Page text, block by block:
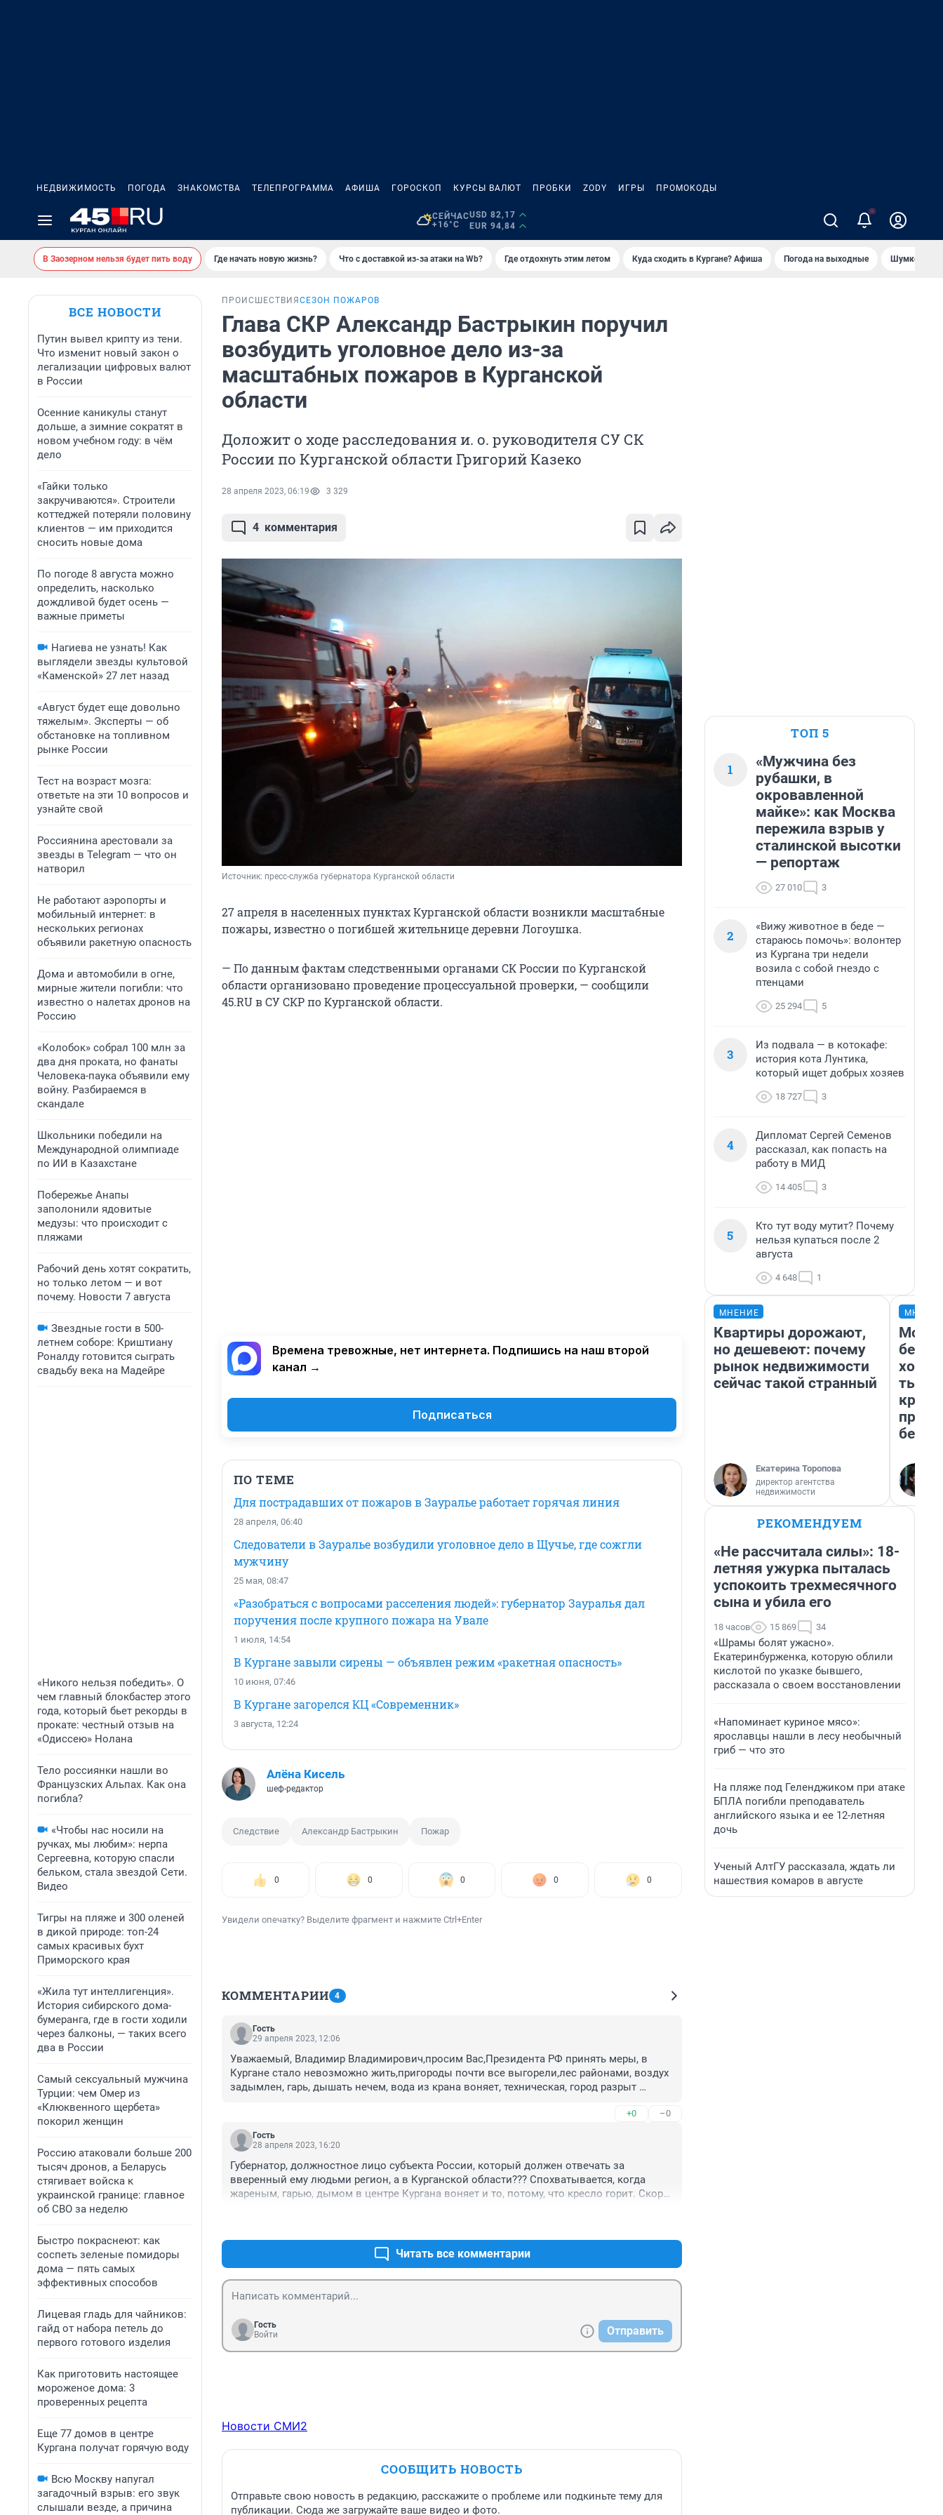
НЕДВИЖИМОСТЬ ПОГОДА ЗНАКОМСТВА ТЕЛЕПРОГРАММА АФИША ГОРОСКОП КУРСЫ ВАЛЮТ ПРОБКИ ZODY ИГРЫ ПРОМОКОДЫ
СЕЙЧАС
+16°C
USD 82,17
EUR 94,84
В Заозерном нельзя будет пить воду Где начать новую жизнь? Что с доставкой из-за атаки на Wb? Где отдохнуть этим летом Куда сходить в Кургане? Афиша Погода на выходные Шумков в
ВСЕ НОВОСТИ
Путин вывел крипту из тени.
Что изменит новый закон о
легализации цифровых валют
в России
Осенние каникулы станут
дольше, а зимние сократят в
новом учебном году: в чём
дело
«Гайки только
закручиваются». Строители
коттеджей потеряли половину
клиентов — им приходится
сносить новые дома
По погоде 8 августа можно
определить, насколько
дождливой будет осень —
важные приметы
Нагиева не узнать! Как
выглядели звезды культовой
«Каменской» 27 лет назад
«Август будет еще довольно
тяжелым». Эксперты — об
обстановке на топливном
рынке России
Тест на возраст мозга:
ответьте на эти 10 вопросов и
узнайте свой
Россиянина арестовали за
звезды в Telegram — что он
натворил
Не работают аэропорты и
мобильный интернет: в
нескольких регионах
объявили ракетную опасность
Дома и автомобили в огне,
мирные жители погибли: что
известно о налетах дронов на
Россию
«Колобок» собрал 100 млн за
два дня проката, но фанаты
Человека-паука объявили ему
войну. Разбираемся в
скандале
Школьники победили на
Международной олимпиаде
по ИИ в Казахстане
Побережье Анапы
заполонили ядовитые
медузы: что происходит с
пляжами
Рабочий день хотят сократить,
но только летом — и вот
почему. Новости 7 августа
Звездные гости в 500-
летнем соборе: Криштиану
Роналду готовится сыграть
свадьбу века на Мадейре
«Никого нельзя победить». О
чем главный блокбастер этого
года, который бьет рекорды в
прокате: честный отзыв на
«Одиссею» Нолана
Тело россиянки нашли во
Французских Альпах. Как она
погибла?
«Чтобы нас носили на
ручках, мы любим»: нерпа
Сергеевна, которую спасли
бельком, стала звездой Сети.
Видео
Тигры на пляже и 300 оленей
в дикой природе: топ-24
самых красивых бухт
Приморского края
«Жила тут интеллигенция».
История сибирского дома-
бумеранга, где в гости ходили
через балконы, — таких всего
два в России
Самый сексуальный мужчина
Турции: чем Омер из
«Клюквенного щербета»
покорил женщин
Россию атаковали больше 200
тысяч дронов, а Беларусь
стягивает войска к
украинской границе: главное
об СВО за неделю
Быстро покраснеют: как
соспеть зеленые помидоры
дома — пять самых
эффективных способов
Лицевая гладь для чайников:
гайд от набора петель до
первого готового изделия
Как приготовить настоящее
мороженое дома: 3
проверенных рецепта
Еще 77 домов в центре
Кургана получат горячую воду
Всю Москву напугал
загадочный взрыв: его звук
слышали везде, а причина
ПРОИСШЕСТВИЯ СЕЗОН ПОЖАРОВ
Глава СКР Александр Бастрыкин поручил
возбудить уголовное дело из-за
масштабных пожаров в Курганской
области
Доложит о ходе расследования и. о. руководителя СУ СК
России по Курганской области Григорий Казеко
28 апреля 2023, 06:19 3 329
4 комментария
Источник: пресс-служба губернатора Курганской области
27 апреля в населенных пунктах Курганской области возникли масштабные
пожары, известно о погибшей жительнице деревни Логоушка.
— По данным фактам следственными органами СК России по Курганской
области организовано проведение процессуальной проверки, — сообщили
45.RU в СУ СКР по Курганской области.
Времена тревожные, нет интернета. Подпишись на наш второй
канал →
Подписаться
ПО ТЕМЕ
Для пострадавших от пожаров в Зауралье работает горячая линия
28 апреля, 06:40
Следователи в Зауралье возбудили уголовное дело в Щучье, где сожгли
мужчину
25 мая, 08:47
«Разобраться с вопросами расселения людей»: губернатор Зауралья дал
поручения после крупного пожара на Увале
1 июля, 14:54
В Кургане завыли сирены — объявлен режим «ракетная опасность»
10 июня, 07:46
В Кургане загорелся КЦ «Современник»
3 августа, 12:24
Алёна Кисель
шеф-редактор
Следствие Александр Бастрыкин Пожар
0 0 0 0 0
Увидели опечатку? Выделите фрагмент и нажмите Ctrl+Enter
КОММЕНТАРИИ 4
Гость
29 апреля 2023, 12:06
Уважаемый, Владимир Владимирович,просим Вас,Президента РФ принять меры, в
Кургане стало невозможно жить,пригороды почти все выгорели,лес районами, воздух
задымлен, гарь, дышать нечем, вода из крана воняет, техническая, город разрыт
транспорта нет нормально. Региону нужен новый губернатор, для наведения порядка!
Лидер,авторитет,военный,силовик,из полиции, пограничник, Мчс или из ФСБ, как
Вы,мощный организатор и управленец. Чтобы уважал людей, и люди бы его уважали
подряд, будет катастрофа, снова пожары, взрывы при этой местной власти, просим
перемен! С уважением, к Вам.
+0 –0
Гость
28 апреля 2023, 16:20
Губернатор, должностное лицо субъекта России, который должен отвечать за
вверенный ему людьми регион, а в Курганской области??? Спохватывается, когда
жареным, гарью, дымом в центре Кургана воняет и то, потому, что кресло горит. Скоро
Читать все комментарии
Гость
Войти
Отправить
Новости СМИ2
СООБЩИТЬ НОВОСТЬ
Отправьте свою новость в редакцию, расскажите о проблеме или подкиньте тему для
публикации. Сюда же загружайте ваше видео и фото.
ТОП 5
1
«Мужчина без
рубашки, в
окровавленной
майке»: как Москва
пережила взрыв у
сталинской высотки
— репортаж
27 010 3
2
«Вижу животное в беде —
стараюсь помочь»: волонтер
из Кургана три недели
возила с собой гнездо с
птенцами
25 294 5
3
Из подвала — в котокафе:
история кота Лунтика,
который ищет добрых хозяев
18 727 3
4
Дипломат Сергей Семенов
рассказал, как попасть на
работу в МИД
14 405 3
5
Кто тут воду мутит? Почему
нельзя купаться после 2
августа
4 648 1
МНЕНИЕ
Квартиры дорожают,
но дешевеют: почему
рынок недвижимости
сейчас такой странный
Екатерина Торопова
директор агентства
недвижимости
Мой
РЕКОМЕНДУЕМ
«Не рассчитала силы»: 18-
летняя ужурка пыталась
успокоить трехмесячного
сына и убила его
18 часов 15 869 34
«Шрамы болят ужасно».
Екатеринбурженка, которую облили
кислотой по указке бывшего,
рассказала о своем восстановлении
«Напоминает куриное мясо»:
ярославцы нашли в лесу необычный
гриб — что это
На пляже под Геленджиком при атаке
БПЛА погибли преподаватель
английского языка и ее 12-летняя
дочь
Ученый АлтГУ рассказала, ждать ли
нашествия комаров в августе